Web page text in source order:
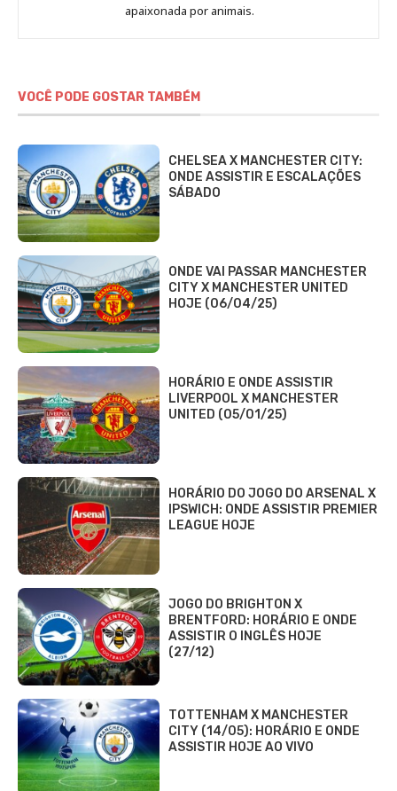
Fabbri
apaixonada por animais.
VOCÊ PODE GOSTAR TAMBÉM
CHELSEA X MANCHESTER CITY:
ONDE ASSISTIR E ESCALAÇÕES
SÁBADO
ONDE VAI PASSAR MANCHESTER
CITY X MANCHESTER UNITED
HOJE (06/04/25)
HORÁRIO E ONDE ASSISTIR
LIVERPOOL X MANCHESTER
UNITED (05/01/25)
HORÁRIO DO JOGO DO ARSENAL X
IPSWICH: ONDE ASSISTIR PREMIER
LEAGUE HOJE
JOGO DO BRIGHTON X
BRENTFORD: HORÁRIO E ONDE
ASSISTIR O INGLÊS HOJE
(27/12)
TOTTENHAM X MANCHESTER
CITY (14/05): HORÁRIO E ONDE
ASSISTIR HOJE AO VIVO